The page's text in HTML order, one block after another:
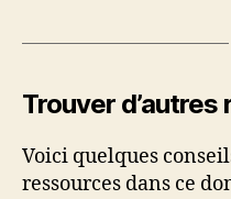
Trouver
Voici quelques
ressources dans ce